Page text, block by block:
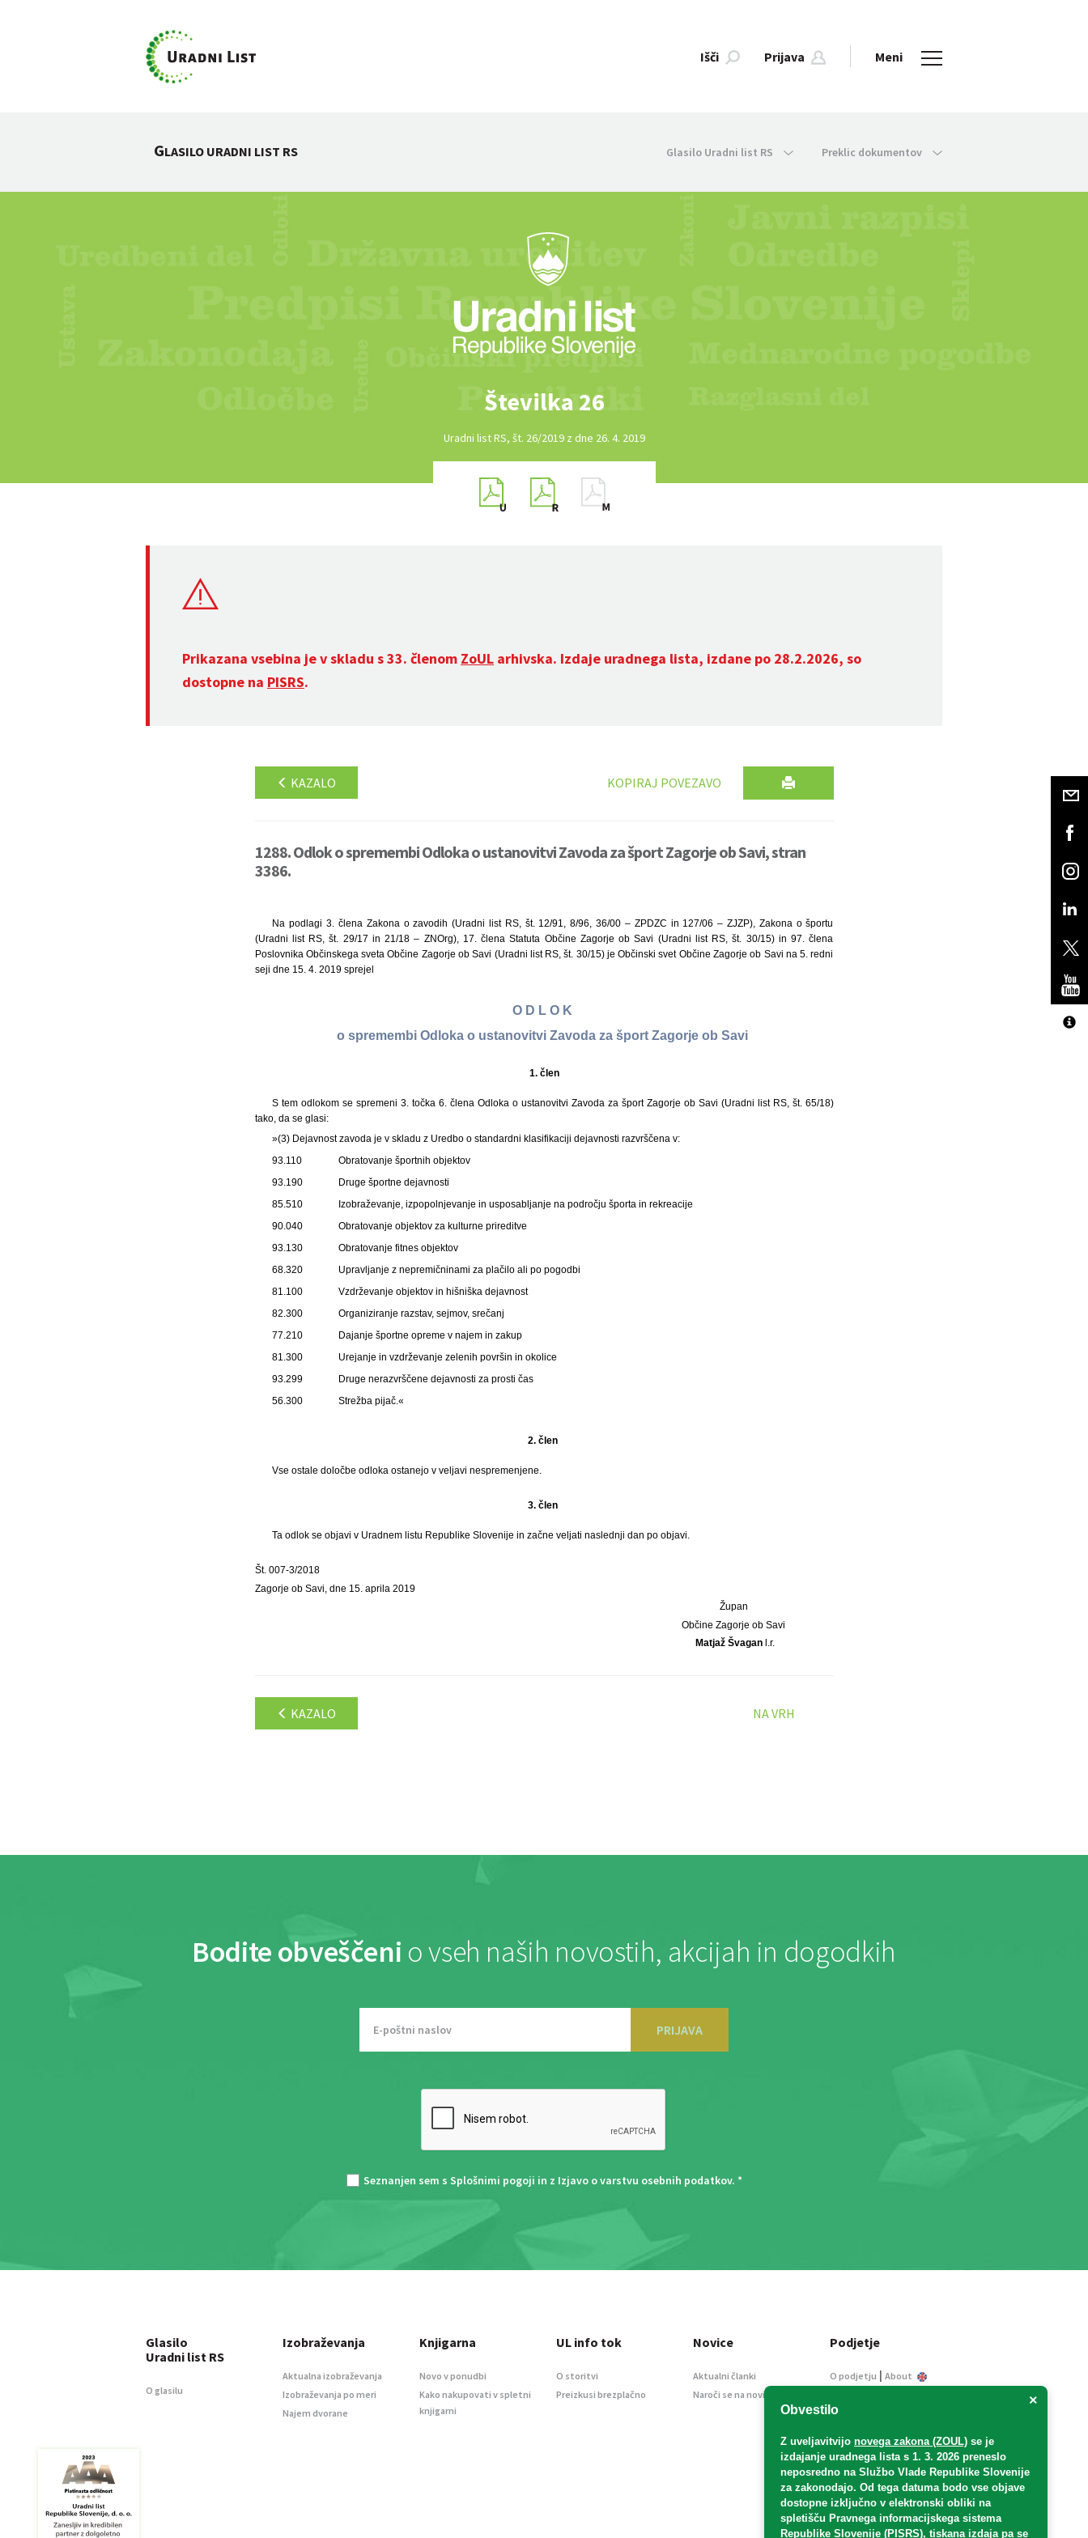
Išči Prijava Meni
GLASILO URADNI LIST RS Glasilo Uradni list RS Preklic dokumentov
Številka 26
Uradni list RS, št. 26/2019 z dne 26. 4. 2019
Prikazana vsebina je v skladu s 33. členom ZoUL arhivska. Izdaje uradnega lista, izdane po 28.2.2026, so
dostopne na PISRS.
KAZALO KOPIRAJ POVEZAVO
1288. Odlok o spremembi Odloka o ustanovitvi Zavoda za šport Zagorje ob Savi, stran
3386.
Na podlagi 3. člena Zakona o zavodih (Uradni list RS, št. 12/91, 8/96, 36/00 – ZPDZC in 127/06 – ZJZP), Zakona o športu
(Uradni list RS, št. 29/17 in 21/18 – ZNOrg), 17. člena Statuta Občine Zagorje ob Savi (Uradni list RS, št. 30/15) in 97. člena
Poslovnika Občinskega sveta Občine Zagorje ob Savi (Uradni list RS, št. 30/15) je Občinski svet Občine Zagorje ob Savi na 5. redni
seji dne 15. 4. 2019 sprejel
O D L O K
o spremembi Odloka o ustanovitvi Zavoda za šport Zagorje ob Savi
1. člen
S tem odlokom se spremeni 3. točka 6. člena Odloka o ustanovitvi Zavoda za šport Zagorje ob Savi (Uradni list RS, št. 65/18)
tako, da se glasi:
»(3) Dejavnost zavoda je v skladu z Uredbo o standardni klasifikaciji dejavnosti razvrščena v:
93.110
Obratovanje športnih objektov
93.190
Druge športne dejavnosti
85.510
Izobraževanje, izpopolnjevanje in usposabljanje na področju športa in rekreacije
90.040
Obratovanje objektov za kulturne prireditve
93.130
Obratovanje fitnes objektov
68.320
Upravljanje z nepremičninami za plačilo ali po pogodbi
81.100
Vzdrževanje objektov in hišniška dejavnost
82.300
Organiziranje razstav, sejmov, srečanj
77.210
Dajanje športne opreme v najem in zakup
81.300
Urejanje in vzdrževanje zelenih površin in okolice
93.299
Druge nerazvrščene dejavnosti za prosti čas
56.300
Strežba pijač.«
2. člen
Vse ostale določbe odloka ostanejo v veljavi nespremenjene.
3. člen
Ta odlok se objavi v Uradnem listu Republike Slovenije in začne veljati naslednji dan po objavi.
Št. 007-3/2018
Zagorje ob Savi, dne 15. aprila 2019
Župan
Občine Zagorje ob Savi
Matjaž Švaganl.r.
KAZALO NA VRH
Bodite obveščeni o vseh naših novostih, akcijah in dogodkih
PRIJAVA
Seznanjen sem s Splošnimi pogoji in z Izjavo o varstvu osebnih podatkov. *
×
Obvestilo
Z uveljavitvijo novega zakona (ZOUL) se je
izdajanje uradnega lista s 1. 3. 2026 preneslo
neposredno na Službo Vlade Republike Slovenije
za zakonodajo. Od tega datuma bodo vse objave
dostopne izključno v elektronski obliki na
spletišču Pravnega informacijskega sistema
Republike Slovenije (PISRS), tiskana izdaja pa se
Glasilo
Uradni list RS
O glasilu
Izobraževanja
Aktualna izobraževanja
Izobraževanja po meri
Najem dvorane
Knjigarna
Novo v ponudbi
Kako nakupovati v spletni
knjigarni
UL info tok
O storitvi
Preizkusi brezplačno
Novice
Aktualni članki
Naroči se na novice
Podjetje
O podjetju | About
Informacije javnega
Oglaševanje
Splošni pogoji
Izjava o varstvu osebnih
podatkov
E-dražbe